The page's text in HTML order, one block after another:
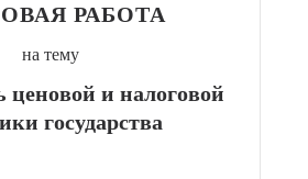
РАБОТА
на тему
ценовой и налоговой
государства